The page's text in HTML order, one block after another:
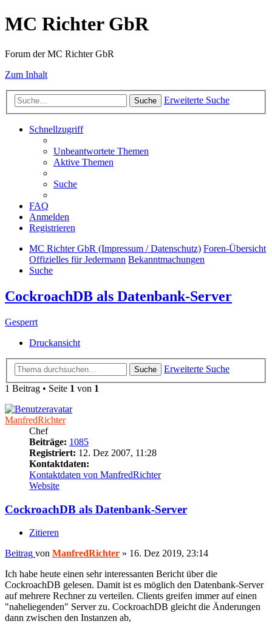
MC Richter GbR
Forum der MC Richter GbR
Zum Inhalt
Suche Erweiterte Suche
Schnellzugriff
Unbeantwortete Themen
Aktive Themen
Suche
FAQ
Anmelden
Registrieren
MC Richter GbR (Impressum / Datenschutz) Foren-Übersicht
Offizielles für Jedermann Bekanntmachungen
Suche
CockroachDB als Datenbank-Server
Gesperrt
Druckansicht
Suche
Erweiterte Suche
1 Beitrag • Seite 1 von 1
ManfredRichter
Chef
Beiträge: 1085
Registriert: 12. Dez 2007, 11:28
Kontaktdaten:
Kontaktdaten von ManfredRichter
Website
CockroachDB als Datenbank-Server
Zitieren
Beitrag von ManfredRichter » 16. Dez 2019, 23:14
Ich habe heute einen sehr interessanten Bericht über die
CockroachDB gelesen. Damit ist es möglich den Datenbank-Server
auf mehrere Rechner zu verteilen. Clients greifen immer auf einen
"naheliegenden" Server zu. CockroachDB gleicht die Änderungen
dann zwischen den Instanzen ab,